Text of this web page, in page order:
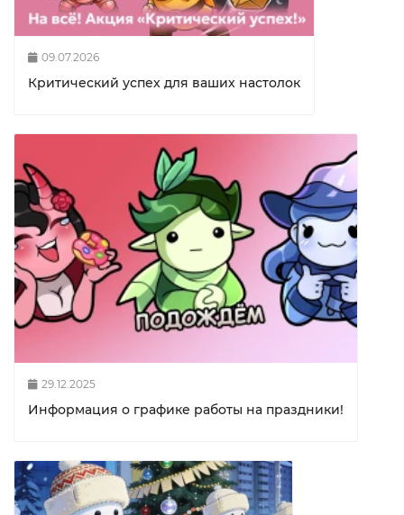
09.07.2026
Критический успех для ваших настолок
29.12.2025
Информация о графике работы на праздники!